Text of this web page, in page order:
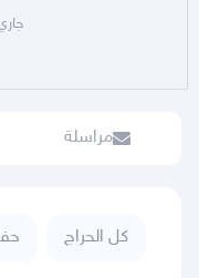
مراسلة
كل الحراج